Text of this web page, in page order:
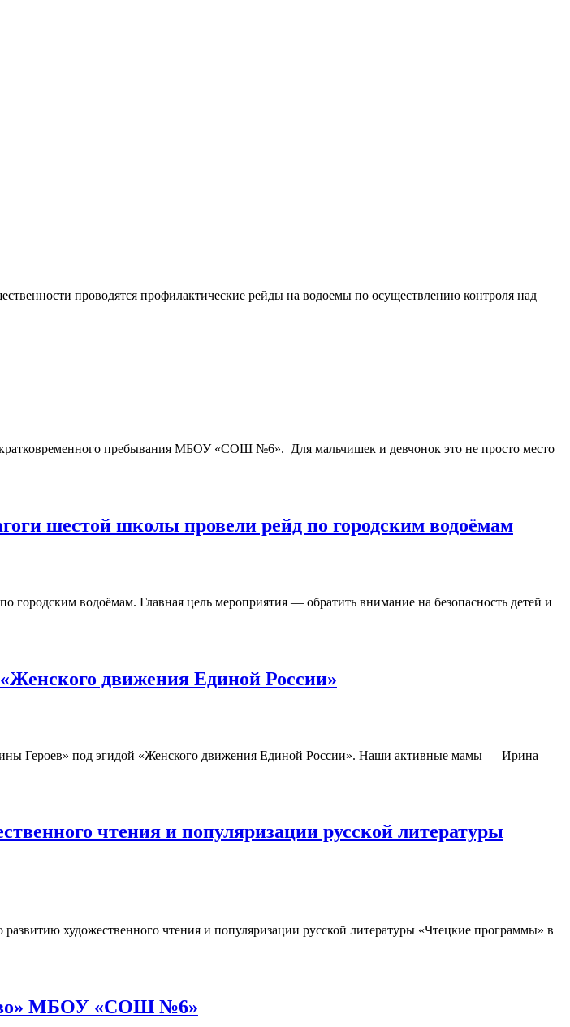
проводятся профилактические рейды на водоемы по осуществлению контроля над
пребывания МБОУ «СОШ №6». Для мальчишек и девчонок это не просто место
шестой школы провели рейд по городским водоёмам
водоёмам. Главная цель мероприятия — обратить внимание на безопасность детей и
движения Единой России»
Героев» под эгидой «Женского движения Единой России». Наши активные мамы — Ирина
чтения и популяризации русской литературы
художественного чтения и популяризации русской литературы «Чтецкие программы» в
МБОУ «СОШ №6»